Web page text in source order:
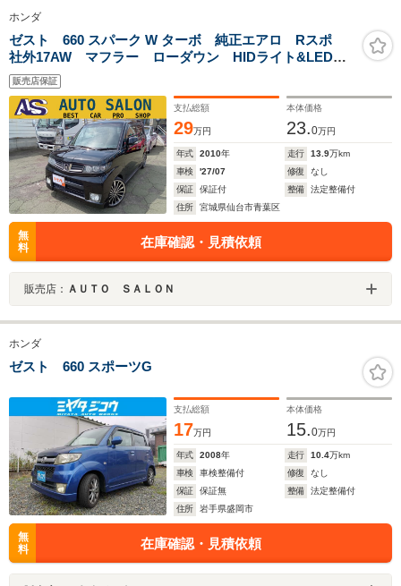
ホンダ
ゼスト 660 スパーク W ターボ 純正エアロ Rスポ
社外17AW マフラー ローダウン HIDライト&LEDフ
ォグ ターボ フルセグTV&SDナビ ETC スマートキ
ー オートエアコン 1オーナー Tベルト交換済み ベ
ンチシート
販売店保証
支払総額
29万円
本体価格
23.0万円
年式 2010年 走行 13.9万km
車検
'27/07 修復
なし
保証
保証付 整備
法定整備付
住所
宮城県仙台市青葉区
無
料
在庫確認・見積依頼
販売店： ＡＵＴＯ ＳＡＬＯＮ
ホンダ
ゼスト 660 スポーツG
支払総額
17万円
本体価格
15.0万円
年式 2008年 走行 10.4万km
車検
車検整備付 修復
なし
保証
保証無 整備
法定整備付
住所
岩手県盛岡市
無
料
在庫確認・見積依頼